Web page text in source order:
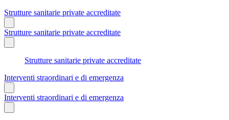
Strutture sanitarie private accreditate
Strutture sanitarie private accreditate
Strutture sanitarie private accreditate
Interventi straordinari e di emergenza
Interventi straordinari e di emergenza